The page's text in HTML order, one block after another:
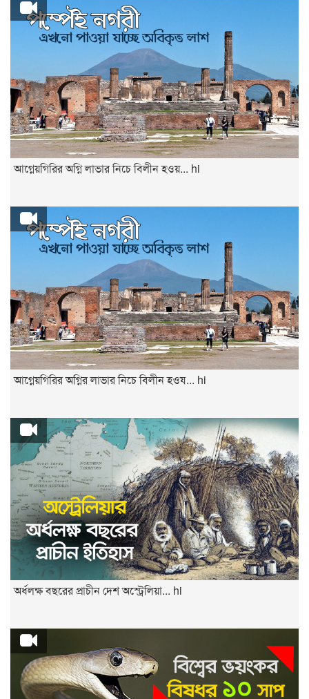
আগ্নেয়গিরির অগ্নি লাভার নিচে বিলীন হওয়... hi
আগ্নেয়গিরির অগ্নির লাভার নিচে বিলীন হওয... hi
অর্ধলক্ষ বছরের প্রাচীন দেশ অস্ট্রেলিয়া... hi